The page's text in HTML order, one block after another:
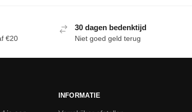
€20
30 dagen bedenktijd
Niet goed geld terug
INFORMATIE